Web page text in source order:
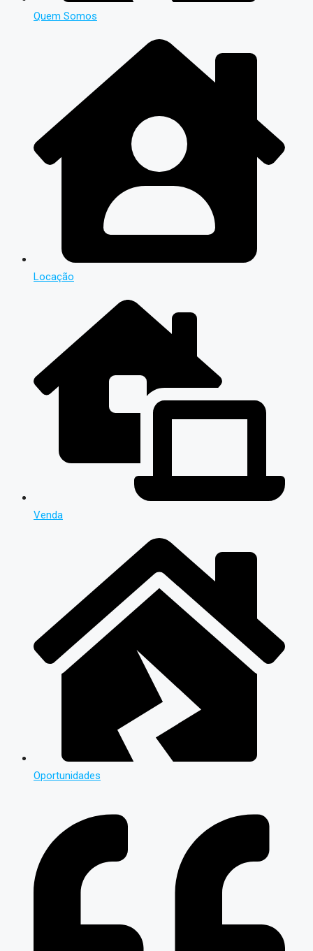
Quem Somos
Locação
Venda
Oportunidades